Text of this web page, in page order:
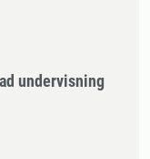
undervisning